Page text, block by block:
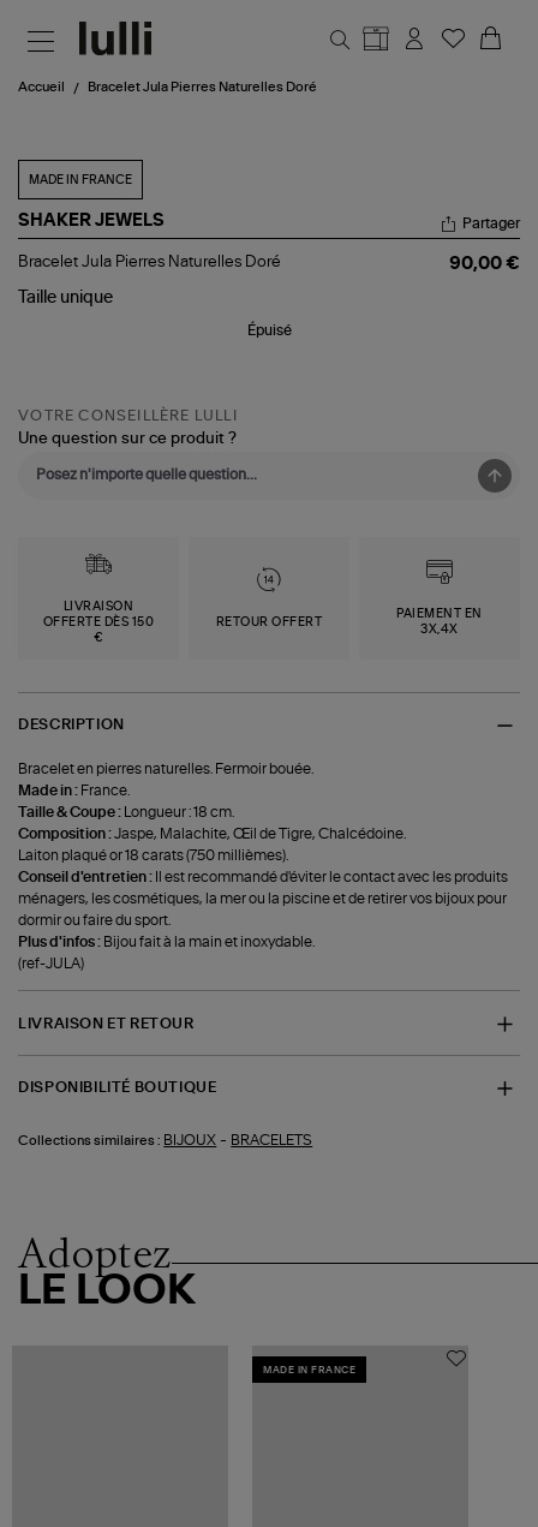
Accueil Bracelet Jula Pierres Naturelles Doré
MADE IN FRANCE
SHAKER JEWELS
Bracelet
Pierres
Partager
Bracelet Jula Pierres Naturelles Doré
90,00 €
Taille unique
Épuisé
VOTRE CONSEILLÈRE LULLI
Une question sur ce produit ?
LIVRAISON
OFFERTE DÈS 150
€
RETOUR OFFERT
PAIEMENT EN
3X,4X
DESCRIPTION
Bracelet en pierres naturelles. Fermoir bouée.
Made in : France.
Taille & Coupe :
Longueur : 18 cm.
Composition :Jaspe, Malachite, Œil de Tigre, Chalcédoine.
Laiton plaqué or 18 carats (750 millièmes).
Conseil d'entretien :
Il est recommandé d'éviter le contact avec les produits
ménagers, les cosmétiques, la mer ou la piscine et de retirer vos bijoux pour
dormir ou faire du sport.
Plus d'infos : Bijou fait à la main et inoxydable.
(ref-JULA)
LIVRAISON ET RETOUR
DISPONIBILITÉ BOUTIQUE
Collections similaires : BIJOUX - BRACELETS
Adoptez
LE LOOK
MADE IN FRANCE